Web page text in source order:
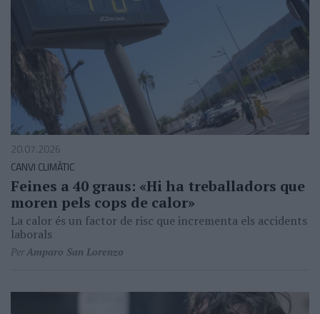
20.07.2026
CANVI CLIMÀTIC
Feines a 40 graus: «Hi ha treballadors que
moren pels cops de calor»
La calor és un factor de risc que incrementa els accidents
laborals
PerAmparo San Lorenzo